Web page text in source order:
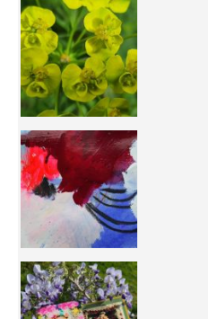
You're
50/50 OR 100/100 ? The day after Ascension, w